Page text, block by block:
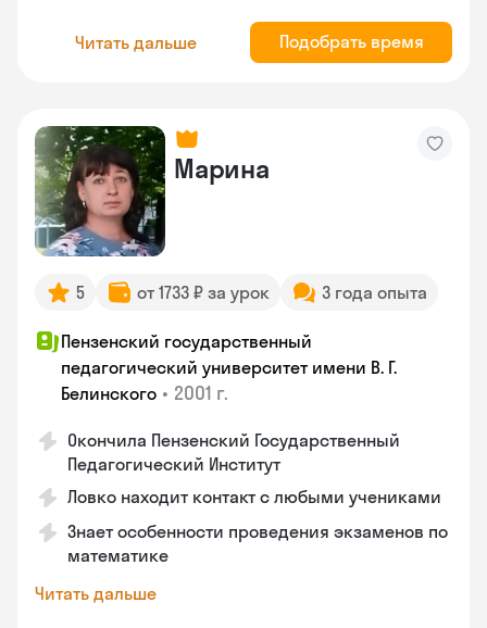
Читать дальше Подобрать время
Марина
5 от 1733 ₽ за урок 3 года опыта
Пензенский государственный
педагогический университет имени В. Г.
Белинского • 2001 г.
Окончила Пензенский Государственный
Педагогический Институт
Ловко находит контакт с любыми учениками
Знает особенности проведения экзаменов по
математике
Читать дальше